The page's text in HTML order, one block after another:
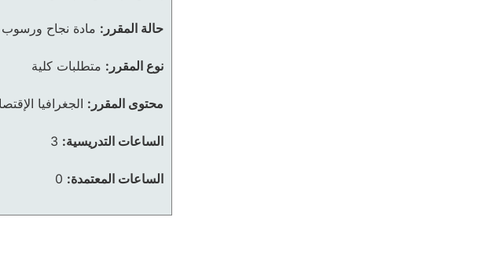
حالة المقرر: مادة نجاح
نوع المقرر: متطلبات كلية
محتوى المقرر: الجغرافيا
الساعات التدريسية: 3
الساعات المعتمدة: 0